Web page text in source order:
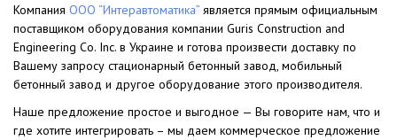
Компания ООО “Интеравтоматика” является прямым официальным
поставщиком оборудования компании Guris Construction and
Engineering Co. Inc. в Украине и готова произвести доставку по
Вашему запросу стационарный бетонный завод, мобильный
бетонный завод и другое оборудование этого производителя.
Наше предложение простое и выгодное — Вы говорите нам, что и
где хотите интегрировать – мы даем коммерческое предложение